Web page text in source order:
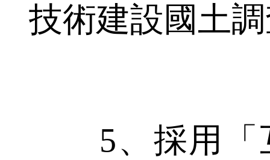
技術建設國土
5、採用「